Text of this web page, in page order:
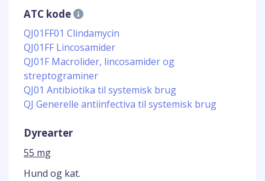
ATC kode
QJ01FF01 Clindamycin
QJ01FF Lincosamider
QJ01F Macrolider, lincosamider og
streptograminer
QJ01 Antibiotika til systemisk brug
QJ Generelle antiinfectiva til systemisk brug
Dyrearter
55 mg
Hund og kat.